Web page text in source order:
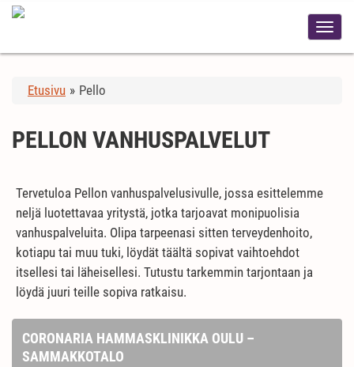
Etusivu » Pello
PELLON VANHUSPALVELUT
Tervetuloa Pellon vanhuspalvelusivulle, jossa esittelemme
neljä luotettavaa yritystä, jotka tarjoavat monipuolisia
vanhuspalveluita. Olipa tarpeenasi sitten terveydenhoito,
kotiapu tai muu tuki, löydät täältä sopivat vaihtoehdot
itsellesi tai läheisellesi. Tutustu tarkemmin tarjontaan ja
löydä juuri teille sopiva ratkaisu.
CORONARIA HAMMASKLINIKKA OULU –
SAMMAKKOTALO